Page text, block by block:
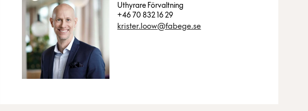
Uthyrare Förvaltning
+46 70 832 16 29
krister.loow@fabege.se